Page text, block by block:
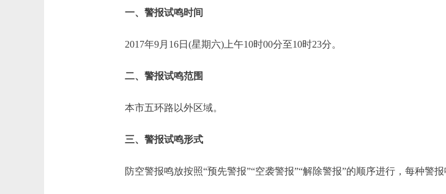
一、警报试鸣时间
2017年9月16日(星期六)上午10时00分至10时23分。
二、警报试鸣范围
本市五环路以外区域。
三、警报试鸣形式
防空警报鸣放按照“预先警报”“空袭警报”“解除警报”的顺序进行，每种警报